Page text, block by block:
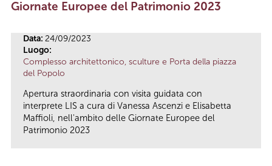
Giornate Europee del Patrimonio 2023
Data: 24/09/2023
Luogo:
Complesso architettonico, sculture e Porta della piazza
del Popolo
Apertura straordinaria con visita guidata con
interprete LIS a cura di Vanessa Ascenzi e Elisabetta
Maffioli, nell'ambito delle Giornate Europee del
Patrimonio 2023